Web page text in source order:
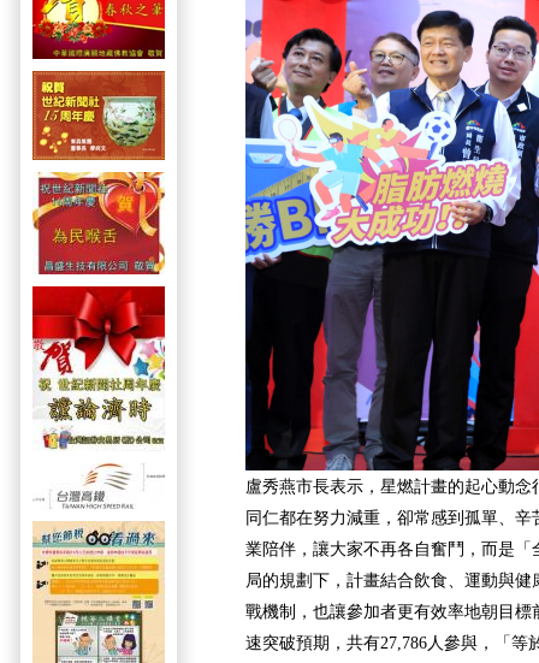
盧秀燕市長表示，星燃計畫的起心動
同仁都在努力減重，卻常感到孤單、
業陪伴，讓大家不再各自奮鬥，而是
局的規劃下，計畫結合飲食、運動與
戰機制，也讓參加者更有效率地朝目
速突破預期，共有27,786人參與，「等